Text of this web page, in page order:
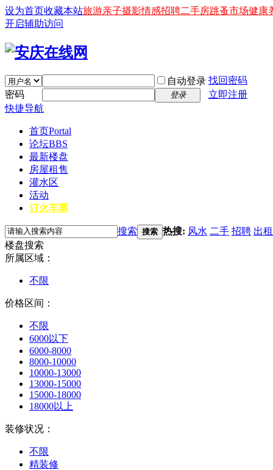
设为首页收藏本站旅游亲子摄影情感招聘二手房跳蚤市场健康
开启辅助访问
自动登录 找回密码
密码
登录
立即注册
快捷导航
首页Portal
论坛BBS
最新楼盘
房屋租售
灌水区
活动
订火车票
搜索 搜索 热搜: 风水 二手 招聘 出租
楼盘搜索
所属区域：
不限
价格区间：
不限
6000以下
6000-8000
8000-10000
10000-13000
13000-15000
15000-18000
18000以上
装修状况：
不限
精装修